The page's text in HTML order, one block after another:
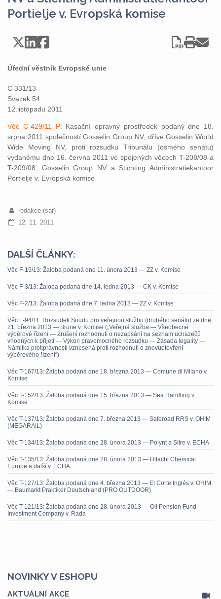
Portielje v. Evropská komise
Úřední věstník Evropské unie
C 331/13
Svazek 54
12.listopadu 2011
Věc C-429/11 P: Kasační opravný prostředek podaný dne 18.
srpna 2011 společností Gosselin Group NV, dříve Gosselin World
Wide Moving NV, proti rozsudku Tribunálu (osmého senátu)
vydanému dne 16. června 2011 ve spojených věcech T-208/08 a
T-209/08, Gosselin Group NV a Stichting Administratiekantoor
Portielje v. Evropská komise
redakce (sar)
12. 11. 2011
DALŠÍ ČLÁNKY:
Věc F-15/13: Žaloba podaná dne 11. února 2013 — ZZ v. Komise
Věc F-3/13: Žaloba podaná dne 14. ledna 2013 — CK v. Komise
Věc F-2/13: Žaloba podaná dne 7. ledna 2013 — ZZ v. Komise
Věc F-94/11: Rozsudek Soudu pro veřejnou službu (druhého senátu) ze dne
21. března 2013 — Brune v. Komise („Veřejná služba — Všeobecné
výběrové řízení — Zrušení rozhodnutí o nezapsání na seznam uchazečů
vhodných k přijetí — Výkon pravomocného rozsudku — Zásada legality —
Námitka protiprávnosti vznesená proti rozhodnutí o znovuotevření
výběrového řízení“)
Věc T-167/13: Žaloba podaná dne 18. března 2013 — Comune di Milano v.
Komise
Věc T-152/13: Žaloba podaná dne 15. března 2013 — Sea Handling v.
Komise
Věc T-137/13: Žaloba podaná dne 7. března 2013 — Saferoad RRS v. OHIM
(MEGARAIL)
Věc T-134/13: Žaloba podaná dne 28. února 2013 — Polynt a Sitre v. ECHA
Věc T-135/13: Žaloba podaná dne 28. února 2013 — Hitachi Chemical
Europe a další v. ECHA
Věc T-127/13: Žaloba podaná dne 4. března 2013 — El Corte Inglés v. OHIM
— Baumarkt Praktiker Deutschland (PRO OUTDOOR)
Věc T-121/13: Žaloba podaná dne 28. února 2013 — Oil Pension Fund
Investment Company v. Rada
NOVINKY V ESHOPU
AKTUÁLNÍ AKCE